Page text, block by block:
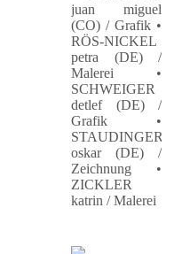
juan miguel
(CO) / Grafik •
RÖS-NICKEL
petra (DE) /
Malerei •
SCHWEIGER
detlef (DE) /
Grafik •
STAUDINGER
oskar (DE) /
Zeichnung •
ZICKLER
katrin / Malerei